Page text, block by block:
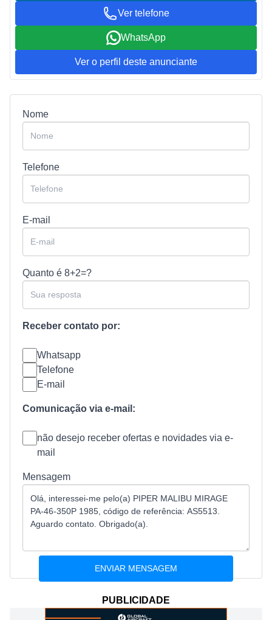
Ver telefone
WhatsApp
Ver o perfil deste anunciante
Nome
Telefone
E-mail
Quanto é 8+2=?
Receber contato por:
Whatsapp
Telefone
E-mail
Comunicação via e-mail:
não desejo receber ofertas e novidades via e-
mail
Mensagem
PUBLICIDADE